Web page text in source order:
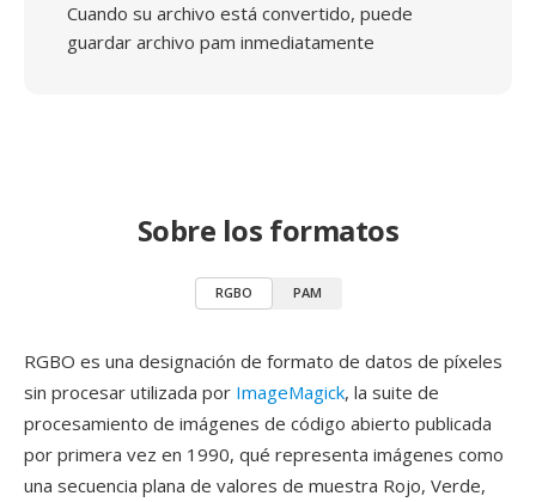
Cuando su archivo está convertido, puede
guardar archivo pam inmediatamente
Sobre los formatos
RGBO PAM
RGBO es una designación de formato de datos de píxeles
sin procesar utilizada por ImageMagick, la suite de
procesamiento de imágenes de código abierto publicada
por primera vez en 1990, qué representa imágenes como
una secuencia plana de valores de muestra Rojo, Verde,